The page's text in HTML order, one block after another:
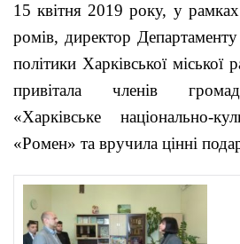
15 квітня 2019 року, у
ромів, директор Департаменту
політики Харківської міської
привітала членів
«Харківське національно-
«Ромен» та вручила цінні